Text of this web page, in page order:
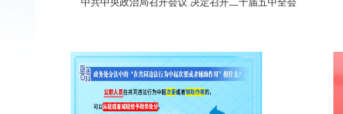
中共中央政治局召开会议 决定召开二十届五中全会